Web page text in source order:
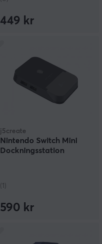
449 kr
j5create
Nintendo Switch Mini
Dockningsstation
(1)
590 kr